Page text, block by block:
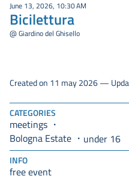
CATEGORIES
meetings
Bologna Estate
under 16
INFO
free event
June 13, 2026, 10:30 AM
Bicilettura
@ Giardino del Ghisello
Created on 11 may 2026 —